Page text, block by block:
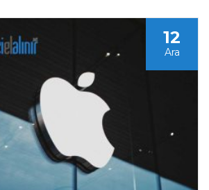
12
Ara